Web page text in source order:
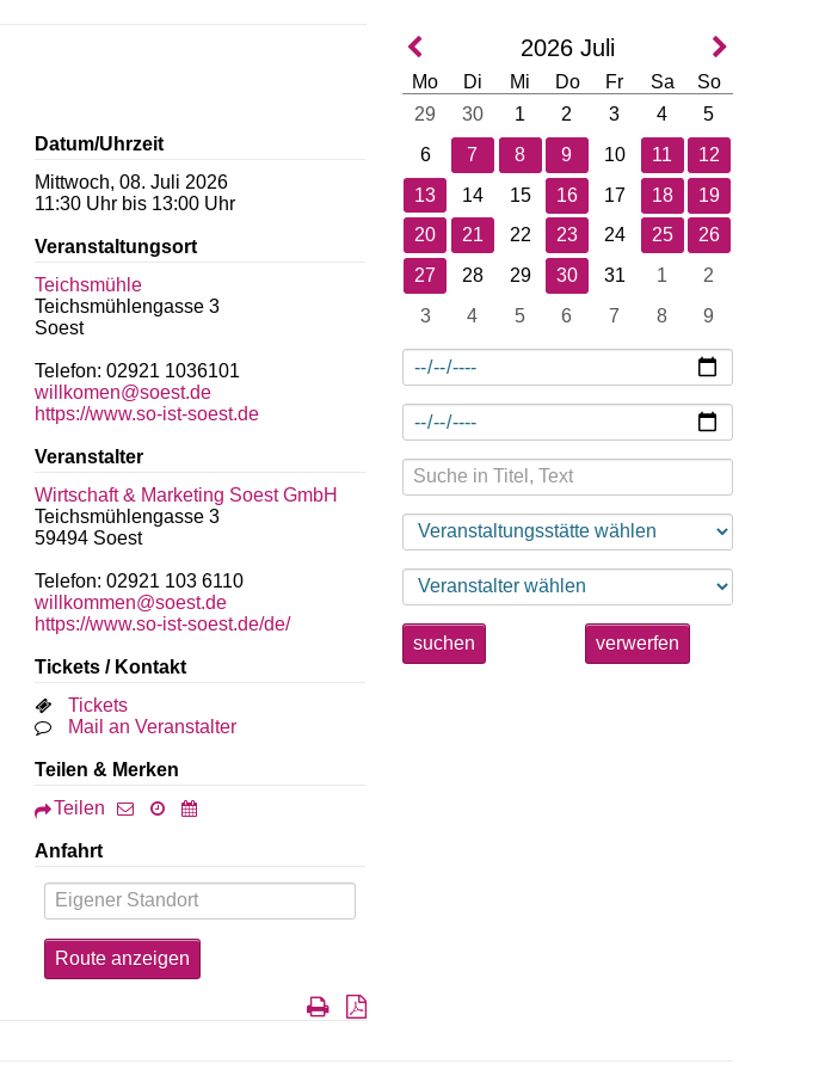
Datum/Uhrzeit
Mittwoch, 08. Juli 2026
11:30 Uhr bis 13:00 Uhr
Veranstaltungsort
Teichsmühle
Teichsmühlengasse 3
Soest
Telefon: 02921 1036101
willkomen@soest.de
https://www.so-ist-soest.de
Veranstalter
Wirtschaft & Marketing Soest GmbH
Teichsmühlengasse 3
59494Soest
Telefon: 02921 103 6110
willkommen@soest.de
https://www.so-ist-soest.de/de/
Tickets / Kontakt
Tickets
Mail an Veranstalter
Teilen & Merken
Teilen
Anfahrt
2026 Juli
Mo Di Mi Do Fr Sa
So
29
30 1 2 3 4
5
6
7 8 9 10 11
12
13
14 15 16 17 18
19
20
21 22 23 24 25
26
27
28 29 30 31 1
2
3
4 5 6 7 8 9
suchen verwerfen